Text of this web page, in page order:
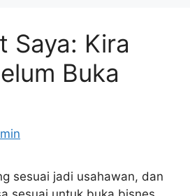
Saya: Kira
Buka
sesuai jadi usahawan, dan